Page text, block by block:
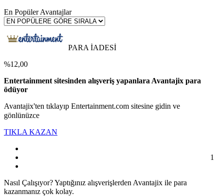
En Popüler Avantajlar
PARA İADESİ
%12,00
Entertainment sitesinden alışveriş yapanlara Avantajix para
ödüyor
Avantajix'ten tıklayıp Entertainment.com sitesine gidin ve
gönlünüzce
TIKLA KAZAN
1
Nasıl Çalışıyor?Yaptığınız alışverişlerden Avantajix ile para
kazanmanız çok kolay.